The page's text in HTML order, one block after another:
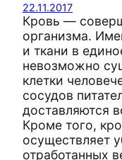
22.11.2017
Кровь —
организма.
и ткани в
невозможно
клетки
сосудов
доставляются
Кроме того,
осуществляет
отработанных